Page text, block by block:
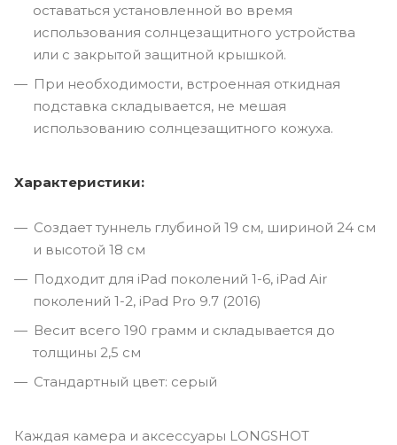
оставаться установленной во время
использования солнцезащитного устройства
или с закрытой защитной крышкой.
При необходимости, встроенная откидная
подставка складывается, не мешая
использованию солнцезащитного кожуха.
Характеристики:
Создает туннель глубиной 19 см, шириной 24 см
и высотой 18 см
Подходит для iPad поколений 1-6, iPad Air
поколений 1-2, iPad Pro 9.7 (2016)
Весит всего 190 грамм и складывается до
толщины 2,5 см
Стандартный цвет: серый
Каждая камера и аксессуары LONGSHOT